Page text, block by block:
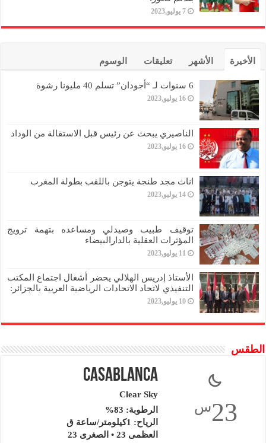
7 يوليو,2023
الأخيرة الأشهر تعليقات الوسوم
6 سنوات لـ “أجودان” تسلم 40 مليونا رشوة
16 يوليو,2023
الناصيري يبحث عن رئيس قبل الاستقالة من الوداد
16 يوليو,2023
اناث مجد طنجة يتوجن باللقب بطولة المغرب
14 يوليو,2023
توقيف طبيب وصيدلي ومساعده بتهمة ترويج
المؤثرات العقلية بالدارالبيضاء
11 يوليو,2023
الأستاذ إدريس الهلالي يحضر أشغال اجتماع المكتب
التنفيذي لاتحاد الاتحادات الرياضية العربية بالجزائر:
10 يوليو,2023
الطقس
23س
Casablanca
Clear Sky
الرطوبة: 83%
الرياح: 1كيلومتر/ساعة ق
العظمى 23 • الصغرى 23